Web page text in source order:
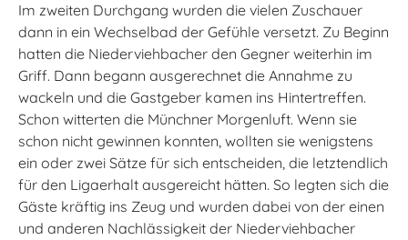
Im zweiten Durchgang wurden die vielen Zuschauer
dann in ein Wechselbad der Gefühle versetzt. Zu Beginn
hatten die Niederviehbacher den Gegner weiterhin im
Griff. Dann begann ausgerechnet die Annahme zu
wackeln und die Gastgeber kamen ins Hintertreffen.
Schon witterten die Münchner Morgenluft. Wenn sie
schon nicht gewinnen konnten, wollten sie wenigstens
ein oder zwei Sätze für sich entscheiden, die letztendlich
für den Ligaerhalt ausgereicht hätten. So legten sich die
Gäste kräftig ins Zeug und wurden dabei von der einen
und anderen Nachlässigkeit der Niederviehbacher